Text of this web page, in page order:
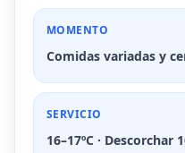
MOMENTO
Comidas variadas y
SERVICIO
16–17ºC · Descorchar